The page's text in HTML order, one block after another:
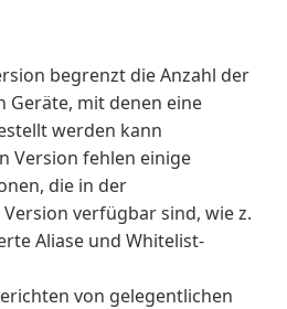
begrenzt die Anzahl der
Geräte, mit denen eine
werden kann
Version fehlen einige
die in der
verfügbar sind, wie z.
Aliase und Whitelist-
von gelegentlichen